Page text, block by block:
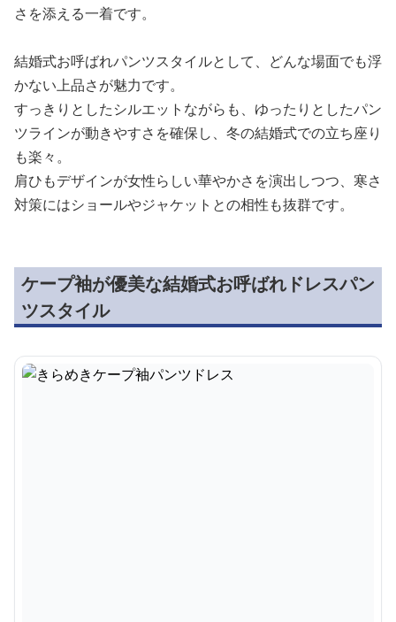
さを添える一着です。
結婚式お呼ばれパンツスタイルとして、どんな場面でも浮
かない上品さが魅力です。
すっきりとしたシルエットながらも、ゆったりとしたパン
ツラインが動きやすさを確保し、冬の結婚式での立ち座り
も楽々。
肩ひもデザインが女性らしい華やかさを演出しつつ、寒さ
対策にはショールやジャケットとの相性も抜群です。
ケープ袖が優美な結婚式お呼ばれドレスパン
ツスタイル